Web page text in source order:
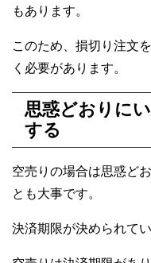
もあります。
このため、損切り注文
く必要があります。
思惑どおりに
する
空売りの場合は思惑ど
とも大事です。
決済期限が決められて